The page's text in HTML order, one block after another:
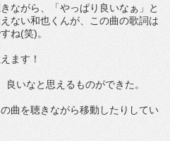
ながら、「やっぱり良いなぁ」と
ない和也くんが、この曲の歌詞は
ね(笑)。
ます！
いなと思えるものができた。
曲を聴きながら移動したりしてい